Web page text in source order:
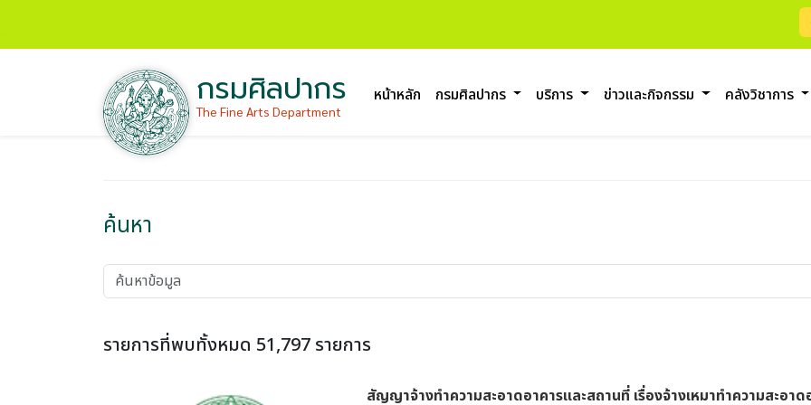
กรมศิลปากร
The Fine Arts Department
หน้าหลัก กรมศิลปากร บริการ ข่าวและกิจกรรม คลังวิชาการ
ค้นหา
รายการที่พบทั้งหมด 51,797 รายการ
สัญญาจ้างทำความสะอาดอาคารและสถานที่ เรื่องจ้างเหมาทำความสะอา